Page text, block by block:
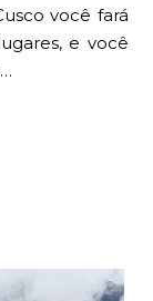
você fará
e você